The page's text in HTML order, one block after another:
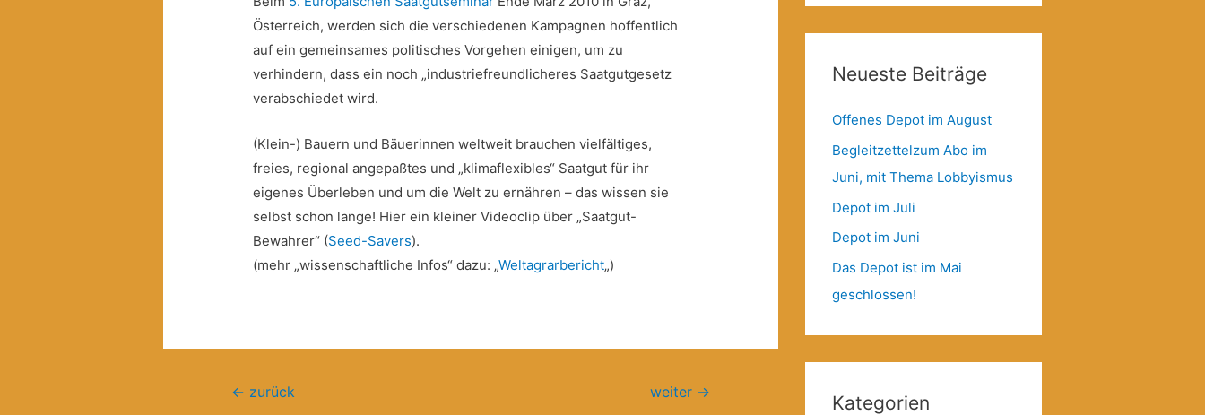
Österreich, werden sich die verschiedenen Kampagnen hoffentlich
auf ein gemeinsames politisches Vorgehen einigen, um zu
verhindern, dass ein noch „industriefreundlicheres Saatgutgesetz
verabschiedet wird.
(Klein-) Bauern und Bäuerinnen weltweit brauchen vielfältiges,
freies, regional angepaßtes und „klimaflexibles“ Saatgut für ihr
eigenes Überleben und um die Welt zu ernähren – das wissen sie
selbst schon lange! Hier ein kleiner Videoclip über „Saatgut-
Bewahrer“ (Seed-Savers).
(mehr „wissenschaftliche Infos“ dazu: „Weltagrarbericht„)
Beitragsnavigation
← zurück weiter →
Neueste Beiträge
Offenes Depot im August
Begleitzettelzum Abo im
Juni, mit Thema Lobbyismus
Depot im Juli
Depot im Juni
Das Depot ist im Mai
geschlossen!
Kategorien